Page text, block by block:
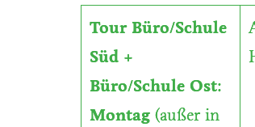
Tour Büro/Schule
Süd +
Büro/Schule Ost:
Montag (außer in